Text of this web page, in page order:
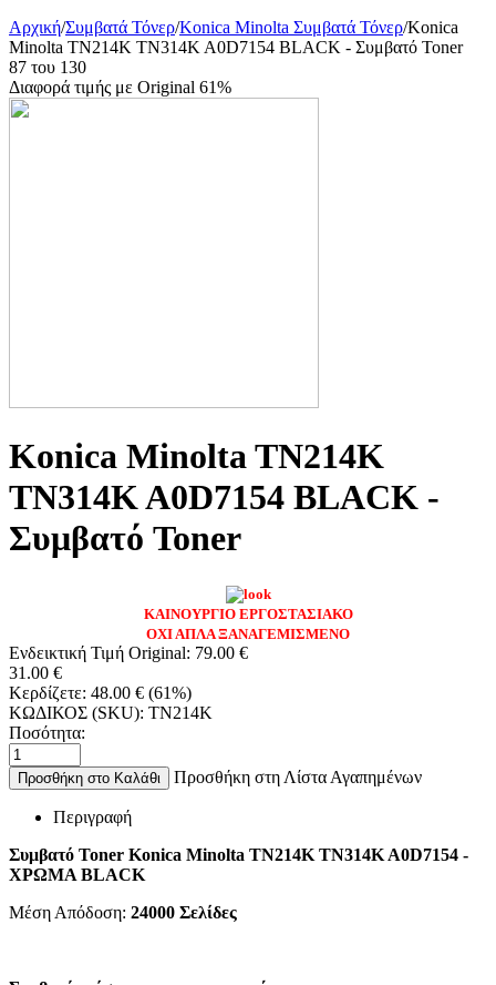
Αρχική/Συμβατά Τόνερ/Konica Minolta Συμβατά Τόνερ/Konica
Minolta TN214K TN314K A0D7154 BLACK - Συμβατό Toner
87 του 130
Διαφορά τιμής με Original 61%
Konica Minolta TN214K
TN314K A0D7154 BLACK -
Συμβατό Toner
ΚΑΙΝΟΥΡΓΙΟ ΕΡΓΟΣΤΑΣΙΑΚΟ
ΟΧΙ ΑΠΛΑ ΞΑΝΑΓΕΜΙΣΜΕΝΟ
Ενδεικτική Τιμή Original: 79.00 €
31.00 €
Κερδίζετε: 48.00 € (61%)
ΚΩΔΙΚΟΣ (SKU): TN214K
Ποσότητα:
Προσθήκη στο Καλάθι Προσθήκη στη Λίστα Αγαπημένων
Περιγραφή
Συμβατό Toner Konica Minolta TN214K TN314K A0D7154 -
ΧΡΩΜΑ BLACK
Μέση Απόδοση: 24000 Σελίδες